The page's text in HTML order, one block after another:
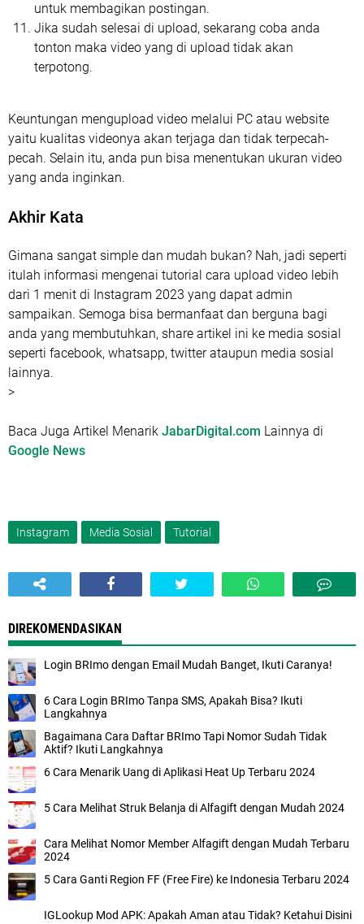
untuk membagikan postingan.
Jika sudah selesai di upload, sekarang coba anda
tonton maka video yang di upload tidak akan
terpotong.
Keuntungan mengupload video melalui PC atau website
yaitu kualitas videonya akan terjaga dan tidak terpecah-
pecah. Selain itu, anda pun bisa menentukan ukuran video
yang anda inginkan.
Akhir Kata
Gimana sangat simple dan mudah bukan? Nah, jadi seperti
itulah informasi mengenai tutorial cara upload video lebih
dari 1 menit di Instagram 2023 yang dapat admin
sampaikan. Semoga bisa bermanfaat dan berguna bagi
anda yang membutuhkan, share artikel ini ke media sosial
seperti facebook, whatsapp, twitter ataupun media sosial
lainnya.
>
Baca Juga Artikel Menarik JabarDigital.com Lainnya di
Google News
Instagram Media Sosial Tutorial
DIREKOMENDASIKAN
Login BRImo dengan Email Mudah Banget, Ikuti Caranya!
6 Cara Login BRImo Tanpa SMS, Apakah Bisa? Ikuti
Langkahnya
Bagaimana Cara Daftar BRImo Tapi Nomor Sudah Tidak
Aktif? Ikuti Langkahnya
6 Cara Menarik Uang di Aplikasi Heat Up Terbaru 2024
5 Cara Melihat Struk Belanja di Alfagift dengan Mudah 2024
Cara Melihat Nomor Member Alfagift dengan Mudah Terbaru
2024
5 Cara Ganti Region FF (Free Fire) ke Indonesia Terbaru 2024
IGLookup Mod APK: Apakah Aman atau Tidak? Ketahui Disini